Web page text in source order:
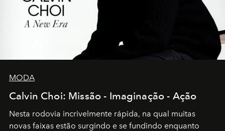
MODA
Calvin Choi: Missão - Imaginação - Ação
Nesta rodovia incrivelmente rápida, na qual muitas
novas faixas estão surgindo e se fundindo enquanto